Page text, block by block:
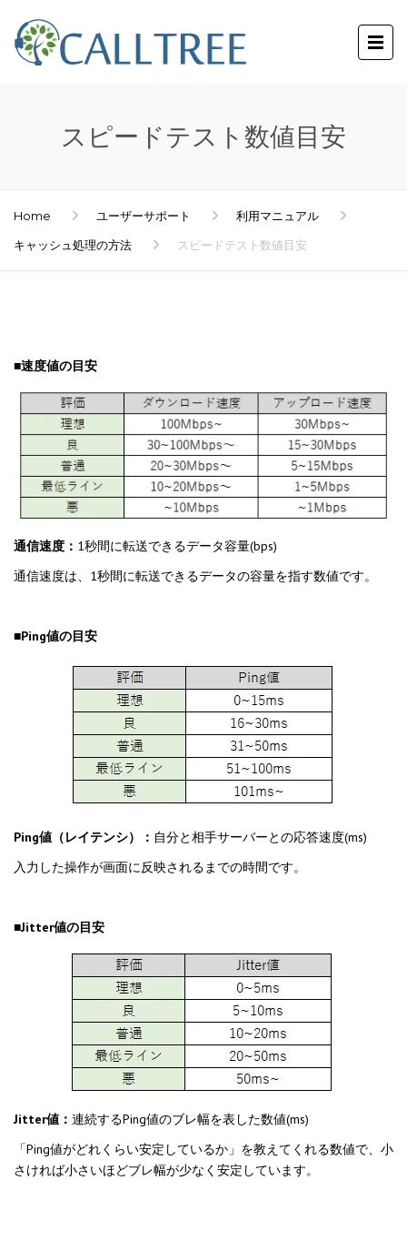
スピードテスト数値目安
Home ユーザーサポート
利用マニュアル
キャッシュ処理の方法
スピードテスト数値目安
■速度値の目安
通信速度： 1秒間に転送できるデータ容量(bps)
通信速度は、1秒間に転送できるデータの容量を指す数値です。
■Ping値の目安
Ping値（レイテンシ）： 自分と相手サーバーとの応答速度(ms)
入力した操作が画面に反映されるまでの時間です。
■Jitter値の目安
Jitter値： 連続するPing値のブレ幅を表した数値(ms)
「Ping値がどれくらい安定しているか」を教えてくれる数値で、小
さければ小さいほどブレ幅が少なく安定しています。